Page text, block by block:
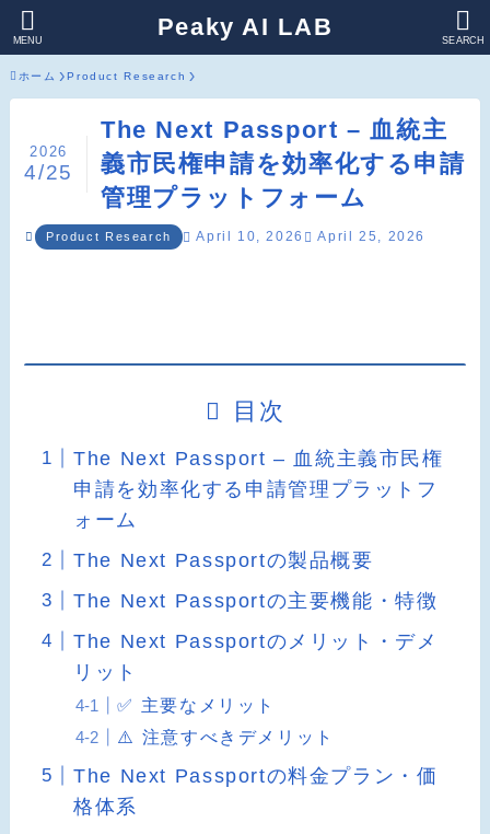
Peaky AI LAB SEARCH
MENU
ホーム Product Research
The Next Passport – 血統主
義市民権申請を効率化する申請
管理プラットフォーム
2026
4/25
Product Research April 10, 2026 April 25, 2026
目次
The Next Passport – 血統主義市民権
申請を効率化する申請管理プラットフ
ォーム
The Next Passportの製品概要
The Next Passportの主要機能・特徴
The Next Passportのメリット・デメ
リット
✅ 主要なメリット
⚠️ 注意すべきデメリット
The Next Passportの料金プラン・価
格体系